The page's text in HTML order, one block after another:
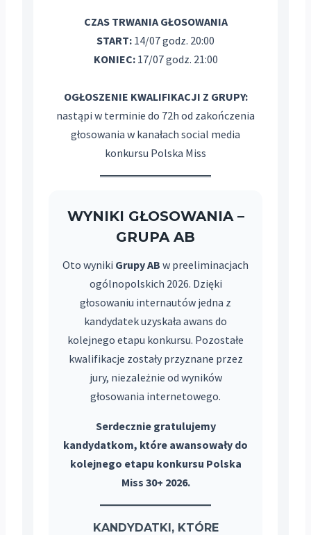
CZAS TRWANIA GŁOSOWANIA
START: 14/07 godz. 20:00
KONIEC:17/07 godz. 21:00
OGŁOSZENIE KWALIFIKACJI Z GRUPY:
nastąpi w terminie do 72h od zakończenia
głosowania w kanałach social media
konkursu Polska Miss
WYNIKI GŁOSOWANIA –
GRUPA AB
Oto wyniki Grupy AB w preeliminacjach
ogólnopolskich 2026. Dzięki
głosowaniu internautów jedna z
kandydatek uzyskała awans do
kolejnego etapu konkursu. Pozostałe
kwalifikacje zostały przyznane przez
jury, niezależnie od wyników
głosowania internetowego.
Serdecznie gratulujemy
kandydatkom, które awansowały do
kolejnego etapu konkursu Polska
Miss 30+ 2026.
KANDYDATKI, KTÓRE